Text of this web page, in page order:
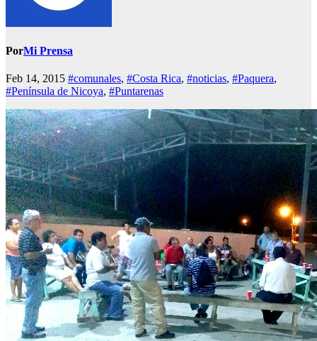
PorMi Prensa
Feb 14, 2015 #comunales, #Costa Rica, #noticias, #Paquera,
#Península de Nicoya, #Puntarenas